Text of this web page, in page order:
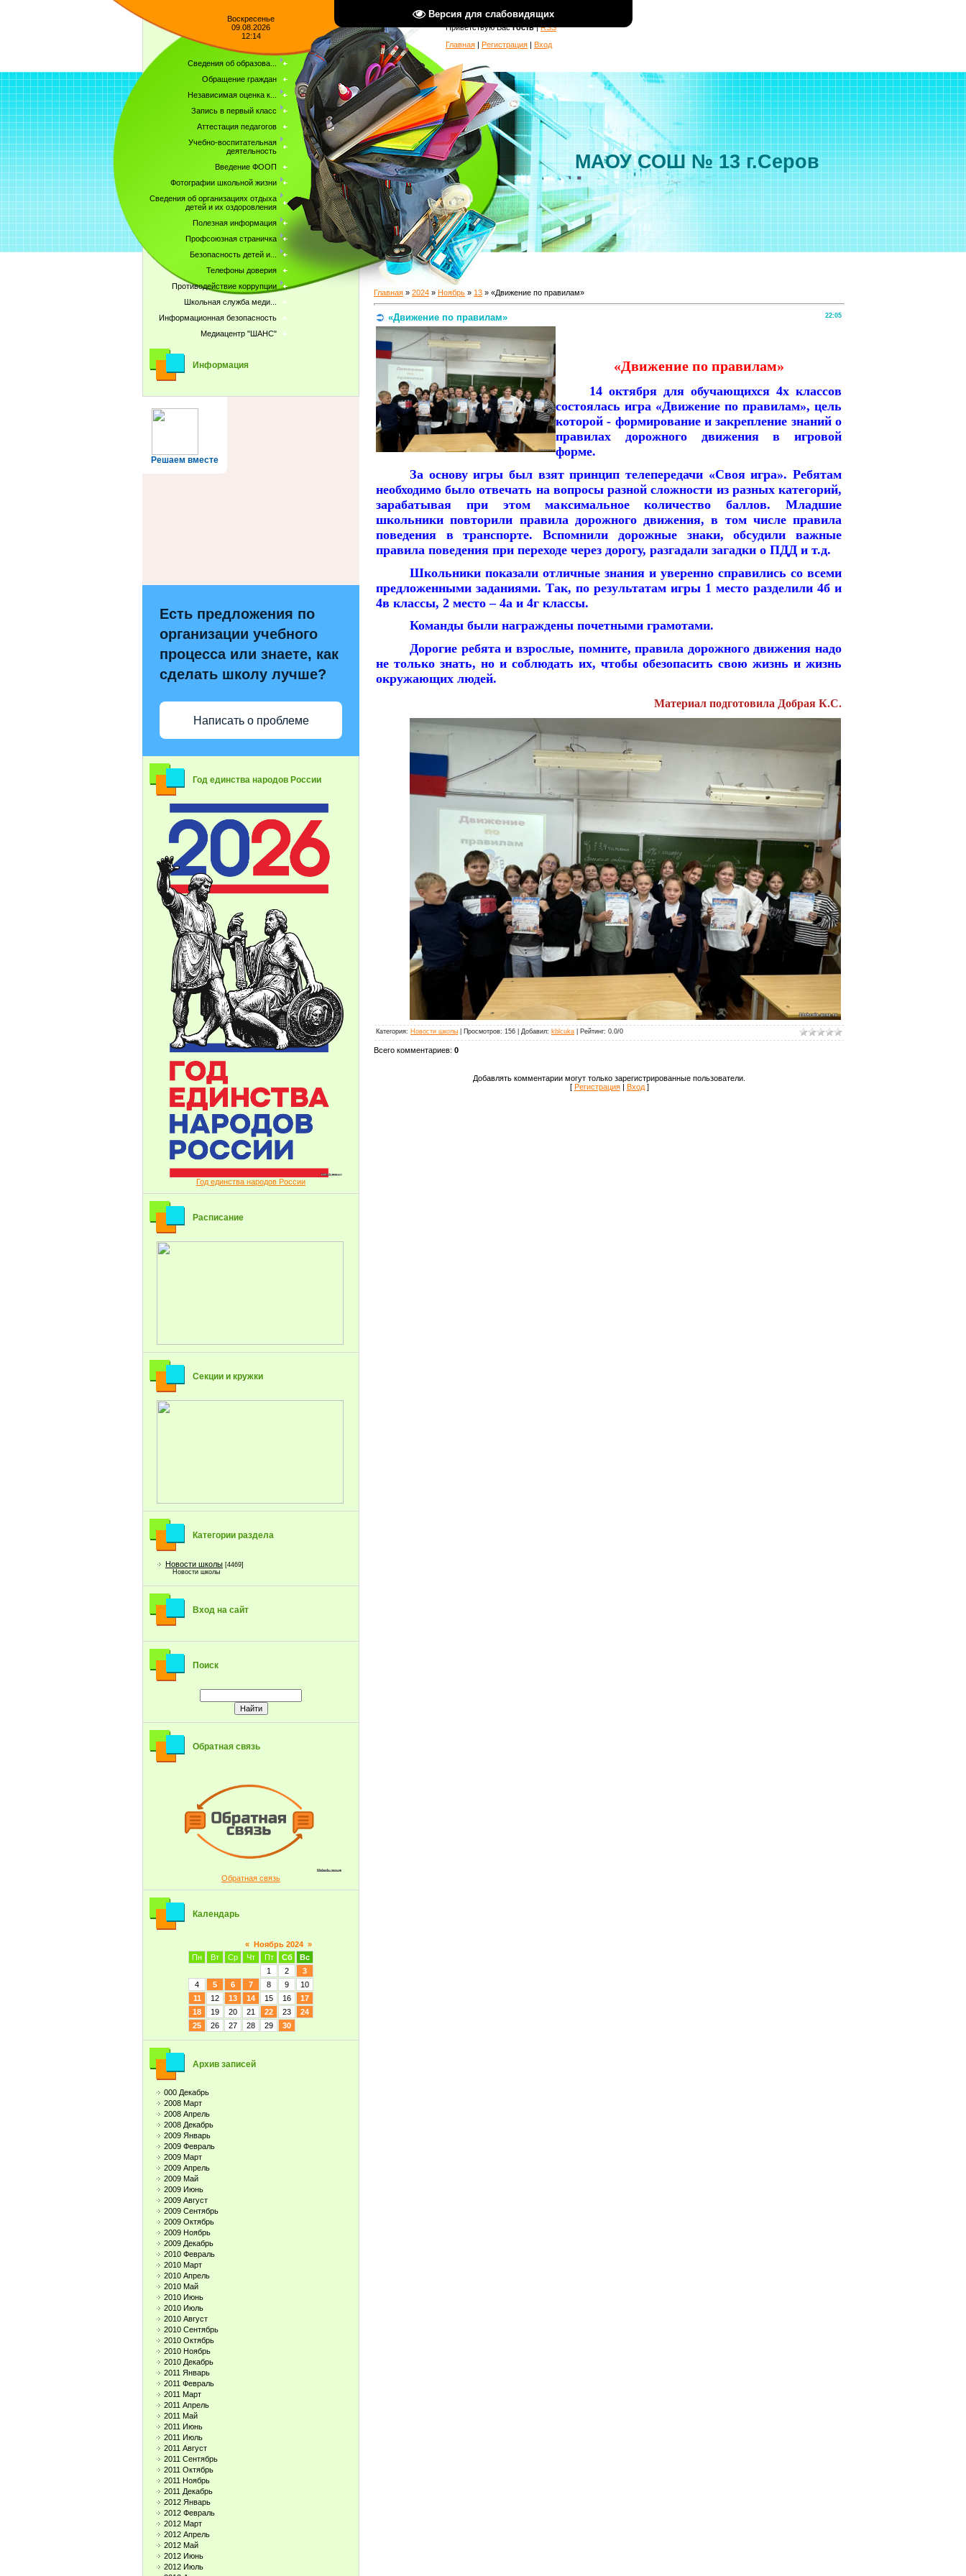
Версия для слабовидящих
Воскресенье
09.08.2026
12:14
Сведения об образова...
Обращение граждан
Независимая оценка к...
Запись в первый класс
Аттестация педагогов
Учебно-воспитательная
деятельность
Введение ФООП
Фотографии школьной жизни
Сведения об организациях отдыха
детей и их оздоровления
Полезная информация
Профсоюзная страничка
Безопасность детей и...
Телефоны доверия
Противодействие коррупции
Школьная служба меди...
Информационная безопасность
Медиацентр "ШАНС"
Информация
Решаем вместе
Есть предложения по
организации учебного
процесса или знаете, как
сделать школу лучше?
Написать о проблеме
Год единства народов России
Год единства народов России
Расписание
Секции и кружки
Категории раздела
Новости школы [4469]
Новости школы
Вход на сайт
Поиск
Обратная связь
Обратная связь
Календарь
« Ноябрь 2024 »
Пн
Вт Ср Чт Пт Сб
Вс
1
2
3
4
5 6 7 8 9
10
11
12 13 14 15 16
17
18
19 20 21 22 23
24
25
26 27 28 29 30
Архив записей
000 Декабрь
2008 Март
2008 Апрель
2008 Декабрь
2009 Январь
2009 Февраль
2009 Март
2009 Апрель
2009 Май
2009 Июнь
2009 Август
2009 Сентябрь
2009 Октябрь
2009 Ноябрь
2009 Декабрь
2010 Февраль
2010 Март
2010 Апрель
2010 Май
2010 Июнь
2010 Июль
2010 Август
2010 Сентябрь
2010 Октябрь
2010 Ноябрь
2010 Декабрь
2011 Январь
2011 Февраль
2011 Март
2011 Апрель
2011 Май
2011 Июнь
2011 Июль
2011 Август
2011 Сентябрь
2011 Октябрь
2011 Ноябрь
2011 Декабрь
2012 Январь
2012 Февраль
2012 Март
2012 Апрель
2012 Май
2012 Июнь
2012 Июль
Приветствую Вас Гость|RSS
Главная | Регистрация | Вход
МАОУ СОШ № 13 г.Серов
Главная » 2024 » Ноябрь » 13 » «Движение по правилам»
22:05
«Движение по правилам»
«Движение по правилам»
14 октября для обучающихся 4х классов
состоялась игра «Движение по правилам», цель
которой - формирование и закрепление знаний о
правилах дорожного движения в игровой
форме.
За основу игры был взят принцип телепередачи «Своя игра». Ребятам
необходимо было отвечать на вопросы разной сложности из разных категорий,
зарабатывая при этом максимальное количество баллов. Младшие
школьники повторили правила дорожного движения, в том числе правила
поведения в транспорте. Вспомнили дорожные знаки, обсудили важные
правила поведения при переходе через дорогу, разгадали загадки о ПДД и т.д.
Школьники показали отличные знания и уверенно справились со всеми
предложенными заданиями. Так, по результатам игры 1 место разделили 4б и
4в классы, 2 место – 4а и 4г классы.
Команды были награждены почетными грамотами.
Дорогие ребята и взрослые, помните, правила дорожного движения надо
не только знать, но и соблюдать их, чтобы обезопасить свою жизнь и жизнь
окружающих людей.
Материал подготовила Добрая К.С.
Категория: Новости школы Просмотров: 156 Добавил: kblcuka Рейтинг: 0.0/0
Всего комментариев: 0
Добавлять комментарии могут только зарегистрированные пользователи.
[ Регистрация| Вход]